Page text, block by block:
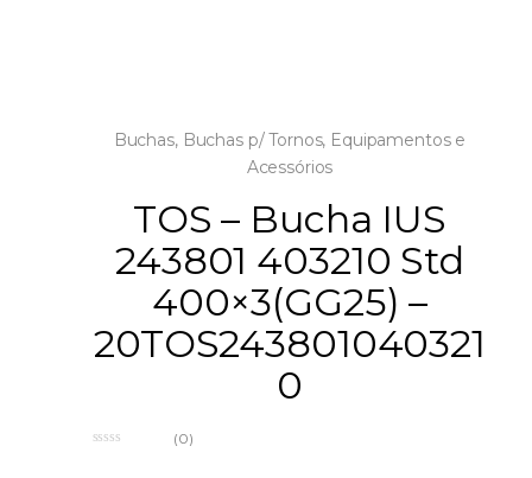
Buchas, Buchas p/ Tornos, Equipamentos e
Acessórios
TOS – Bucha IUS
243801 403210 Std
400×3(GG25) –
20TOS243801040321
0
(0)